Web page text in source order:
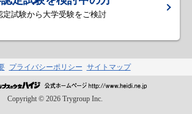
定試験から大学受験をご検討
プライバシーポリシー サイトマップ
Copyright © 2026 Trygroup Inc.